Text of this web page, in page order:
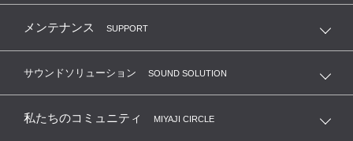
メンテナンス SUPPORT
サウンドソリューション SOUND SOLUTION
私たちのコミュニティ MIYAJI CIRCLE